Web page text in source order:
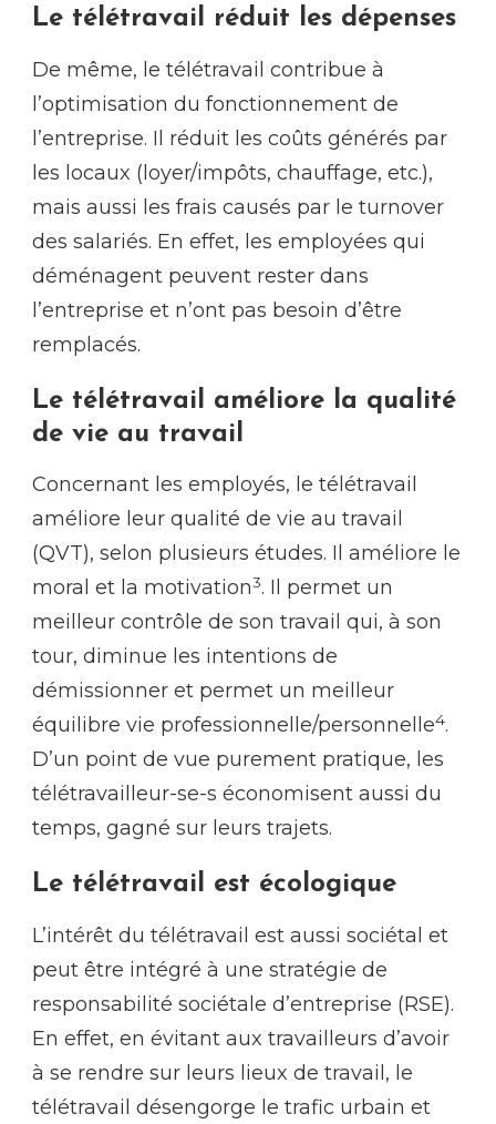
Le télétravail réduit les dépenses
De même, le télétravail contribue à
l’optimisation du fonctionnement de
l’entreprise. Il réduit les coûts générés par
les locaux (loyer/impôts, chauffage, etc.),
mais aussi les frais causés par le turnover
des salariés. En effet, les employées qui
déménagent peuvent rester dans
l’entreprise et n’ont pas besoin d’être
remplacés.
Le télétravail améliore la qualité
de vie au travail
Concernant les employés, le télétravail
améliore leur qualité de vie au travail
(QVT), selon plusieurs études. Il améliore le
moral et la motivation3. Il permet un
meilleur contrôle de son travail qui, à son
tour, diminue les intentions de
démissionner et permet un meilleur
équilibre vie professionnelle/personnelle4.
D’un point de vue purement pratique, les
télétravailleur-se-s économisent aussi du
temps, gagné sur leurs trajets.
Le télétravail est écologique
L’intérêt du télétravail est aussi sociétal et
peut être intégré à une stratégie de
responsabilité sociétale d’entreprise (RSE).
En effet, en évitant aux travailleurs d’avoir
à se rendre sur leurs lieux de travail, le
télétravail désengorge le trafic urbain et